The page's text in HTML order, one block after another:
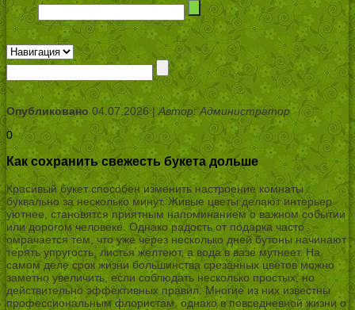
Опубликовано04.07.2026 |Автор: Администратор
0
Как сохранить свежесть букета дольше
Красивый букет способен изменить настроение комнаты
буквально за несколько минут. Живые цветы делают интерьер
уютнее, становятся приятным напоминанием о важном событии
или дорогом человеке. Однако радость от подарка часто
омрачается тем, что уже через несколько дней бутоны начинают
терять упругость, листья желтеют, а вода в вазе мутнеет. На
самом деле срок жизни большинства срезанных цветов можно
заметно увеличить, если соблюдать несколько простых, но
действительно эффективных правил. Многие из них известны
профессиональным флористам, однако в повседневной жизни о